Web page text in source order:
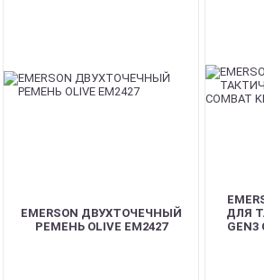
EMERSON ДВУХТОЧЕЧНЫЙ
РЕМЕНЬ OLIVE EM2427
ДЛЯ
GEN3